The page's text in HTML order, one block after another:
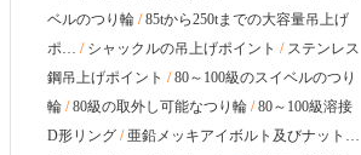
ベルのつり輪 /85tから250tまでの大容量吊上げ
ポ… / シャックルの吊上げポイント / ステンレス
鋼吊上げポイント /80～100級のスイベルのつり
輪 /80級の取外し可能なつり輪 /80～100級溶接
D形リング / 亜鉛メッキアイボルト及びナット…